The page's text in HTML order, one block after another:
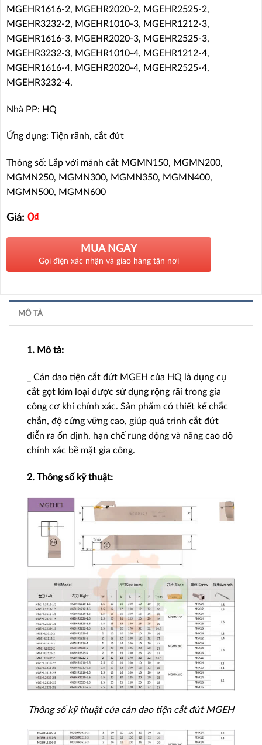
MGEHR1616-2, MGEHR2020-2, MGEHR2525-2,
MGEHR3232-2, MGEHR1010-3, MGEHR1212-3,
MGEHR1616-3, MGEHR2020-3, MGEHR2525-3,
MGEHR3232-3, MGEHR1010-4, MGEHR1212-4,
MGEHR1616-4, MGEHR2020-4, MGEHR2525-4,
MGEHR3232-4.
Nhà PP: HQ
Ứng dụng: Tiện rãnh, cắt đứt
Thông số: Lắp với mảnh cắt MGMN150, MGMN200,
MGMN250, MGMN300, MGMN350, MGMN400,
MGMN500, MGMN600
Giá: 0₫
MUA NGAY
Gọi điện xác nhận và giao hàng tận nơi
MÔ TẢ
1. Mô tả:
_ Cán dao tiện cắt đứt MGEH của HQ là dụng cụ
cắt gọt kim loại được sử dụng rộng rãi trong gia
công cơ khí chính xác. Sản phẩm có thiết kế chắc
chắn, độ cứng vững cao, giúp quá trình cắt đứt
diễn ra ổn định, hạn chế rung động và nâng cao độ
chính xác bề mặt gia công.
2. Thông số kỹ thuật:
Thông số kỹ thuật của cán dao tiện cắt đứt MGEH